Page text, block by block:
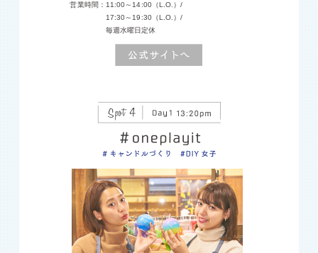
営業時間：11:00～14:00（L.O.）/
17:30～19:30（L.O.）/
毎週水曜日定休